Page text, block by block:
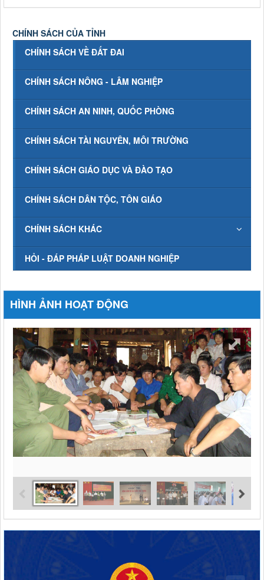
CHÍNH SÁCH CỦA TỈNH
CHÍNH SÁCH VỀ ĐẤT ĐAI
CHÍNH SÁCH NÔNG - LÂM NGHIỆP
CHÍNH SÁCH AN NINH, QUỐC PHÒNG
CHÍNH SÁCH TÀI NGUYÊN, MÔI TRƯỜNG
CHÍNH SÁCH GIÁO DỤC VÀ ĐÀO TẠO
CHÍNH SÁCH DÂN TỘC, TÔN GIÁO
CHÍNH SÁCH KHÁC
HỎI - ĐÁP PHÁP LUẬT DOANH NGHIỆP
HÌNH ẢNH HOẠT ĐỘNG